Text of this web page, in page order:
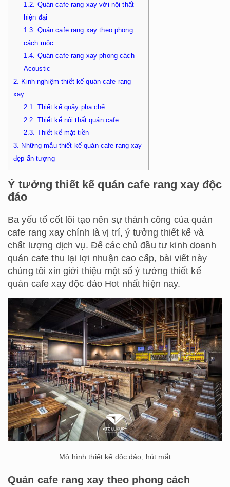
1.2. Quán cafe rang xay với nội thất
hiện đại
1.3. Quán cafe rang xay theo phong
cách mộc
1.4. Quán cafe rang xay phong cách
Acoustic
2. Kinh nghiệm thiết kế quán cafe rang
xay
2.1. Thiết kế quầy pha chế
2.2. Thiết kế nội thất quán cafe
2.3. Thiết kế mặt tiền
3. Những mẫu thiết kế quán cafe rang xay
đẹp ấn tượng
Ý tưởng thiết kế quán cafe rang xay độc
đáo
Ba yếu tố cốt lõi tạo nên sự thành công của quán
cafe rang xay chính là vị trí, ý tưởng thiết kế và
chất lượng dịch vụ. Để các chủ đầu tư kinh doanh
quán cafe thu lại lợi nhuận cao cấp, bài viết này
chúng tôi xin giới thiệu một số ý tưởng thiết kế
quán cafe xay độc đáo Hot nhất hiện nay.
Mô hình thiết kế độc đáo, hút mắt
Quán cafe rang xay theo phong cách